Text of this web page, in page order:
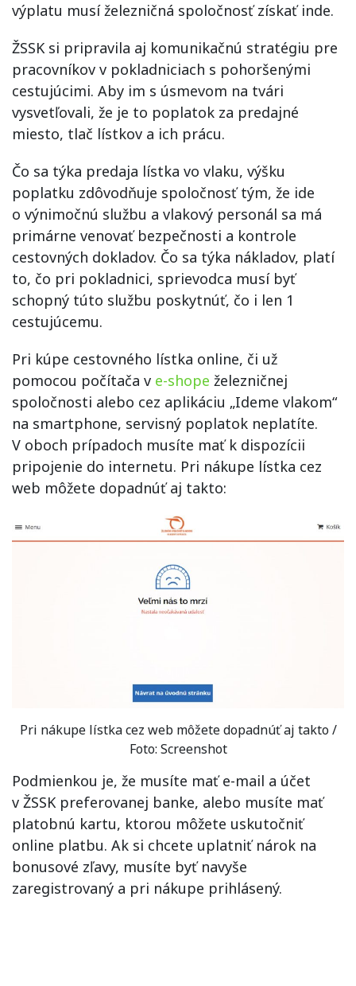
výplatu musí železničná spoločnosť získať inde.
ŽSSK si pripravila aj komunikačnú stratégiu pre
pracovníkov v pokladniciach s pohoršenými
cestujúcimi. Aby im s úsmevom na tvári
vysvetľovali, že je to poplatok za predajné
miesto, tlač lístkov a ich prácu.
Čo sa týka predaja lístka vo vlaku, výšku
poplatku zdôvodňuje spoločnosť tým, že ide
o výnimočnú službu a vlakový personál sa má
primárne venovať bezpečnosti a kontrole
cestovných dokladov. Čo sa týka nákladov, platí
to, čo pri pokladnici, sprievodca musí byť
schopný túto službu poskytnúť, čo i len 1
cestujúcemu.
Pri kúpe cestovného lístka online, či už
pomocou počítača v e-shope železničnej
spoločnosti alebo cez aplikáciu „Ideme vlakom“
na smartphone, servisný poplatok neplatíte.
V oboch prípadoch musíte mať k dispozícii
pripojenie do internetu. Pri nákupe lístka cez
web môžete dopadnúť aj takto:
Pri nákupe lístka cez web môžete dopadnúť aj takto /
Foto: Screenshot
Podmienkou je, že musíte mať e-mail a účet
v ŽSSK preferovanej banke, alebo musíte mať
platobnú kartu, ktorou môžete uskutočniť
online platbu. Ak si chcete uplatniť nárok na
bonusové zľavy, musíte byť navyše
zaregistrovaný a pri nákupe prihlásený.